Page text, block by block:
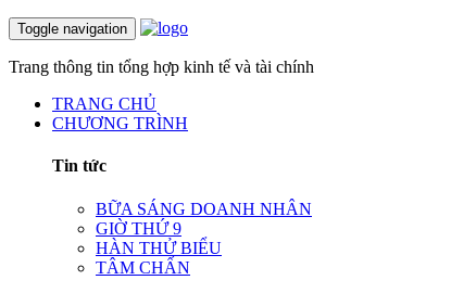
Toggle navigation
Trang thông tin tổng hợp kinh tế và tài chính
TRANG CHỦ
CHƯƠNG TRÌNH
Tin tức
BỮA SÁNG DOANH NHÂN
GIỜ THỨ 9
HÀN THỬ BIỂU
TÂM CHẤN